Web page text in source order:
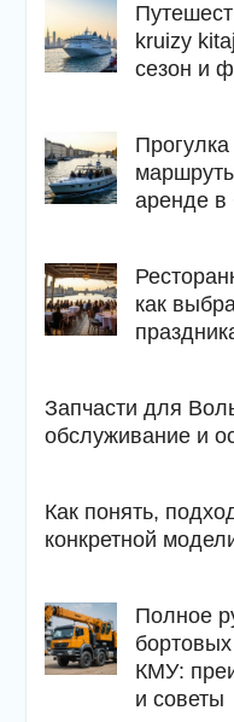
kruizy
сезон и
аренде в
как
Запчасти для
обслуживание и
Как понять,
конкретной
Полное
КМУ:
и советы